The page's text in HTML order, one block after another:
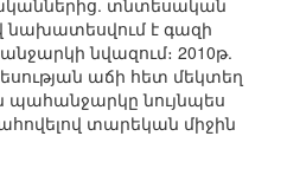
տնտեսական
է գազի
նվազում։ 2010թ.
աճի հետ մեկտեղ
նույնպես
տարեկան միջին